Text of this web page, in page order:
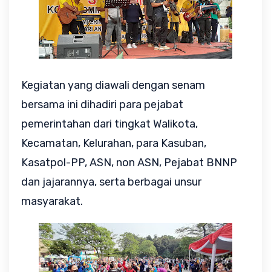
Kegiatan yang diawali dengan senam
bersama ini dihadiri para pejabat
pemerintahan dari tingkat Walikota,
Kecamatan, Kelurahan, para Kasuban,
Kasatpol-PP, ASN, non ASN, Pejabat BNNP
dan jajarannya, serta berbagai unsur
masyarakat.